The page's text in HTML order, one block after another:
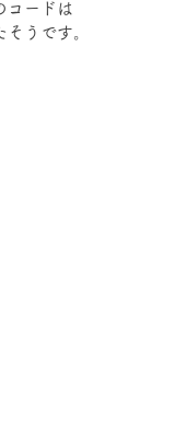
コードは
うです。